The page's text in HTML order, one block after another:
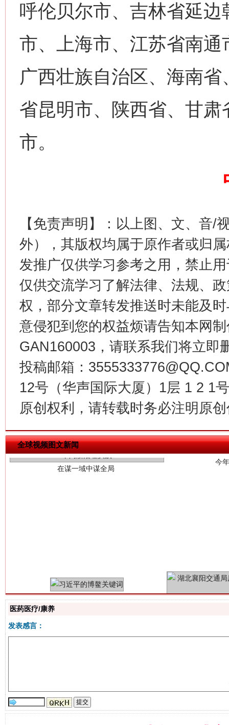
呼伦贝尔市、吉林省延
市、上海市、江苏省南
广西壮族自治区、海南
省昆明市、陕西省、甘
市。
【免责声明】：以上图、文、音/
外），其版权均属于原作者或归
发推广仅供学习参考之用，禁止
仅供交流学习了解法律、法规、
权，部分文章转发推送时未能及
意侵犯到您的权益烦请告知本网
GAN160003，请联系我们将立即
投稿邮箱：
12号（华声国际大厦）1层 1 2 1
原创权利，请转载时务必注明原
全球视频图文新闻
这是一记警钟！ 谢
在谋一域中谋全局
今
医药医疗/康养
发表感言：